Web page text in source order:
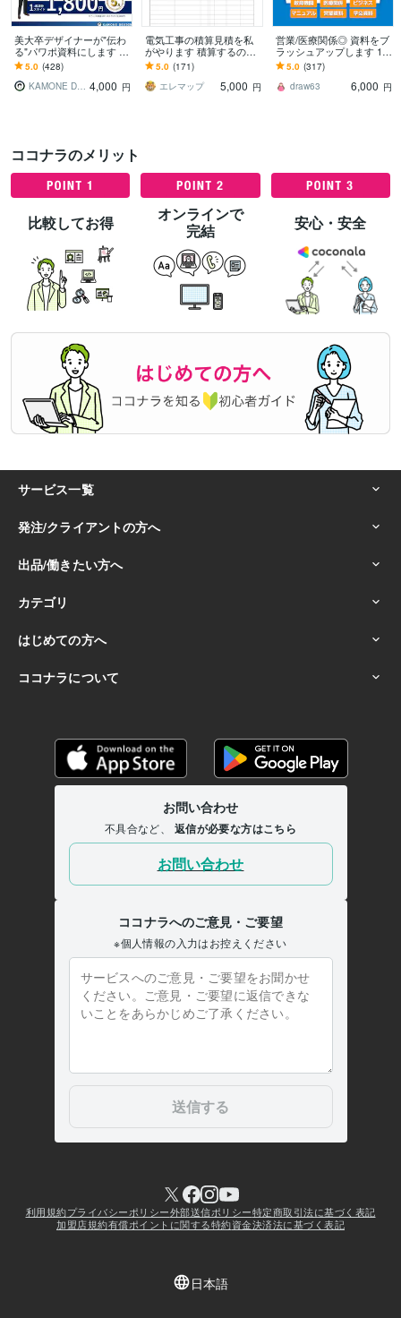
美大卒デザイナーが"伝わ
る"パワポ資料にします 美
大卒×ビジネススキルであ
なたの資料をさらにハイ
クオリティに
5.0 (428)
KAMONE Design 4,000 円
電気工事の積算見積を私
がやります 積算するのが
苦手､毎日の仕事終われて
る人は必見
5.0 (171)
エレマップ
5,000 円
営業/医療関係◎ 資料をブ
ラッシュアップします 1枚
600円※ 全業界対応！デザ
イン統一で見やすさUP
5.0 (317)
draw63
6,000 円
ココナラのメリット
比較してお得
オンラインで
完結
安心・安全